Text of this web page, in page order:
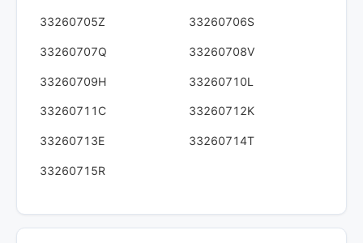
33260705Z 33260706S
33260707Q 33260708V
33260709H 33260710L
33260711C 33260712K
33260713E 33260714T
33260715R